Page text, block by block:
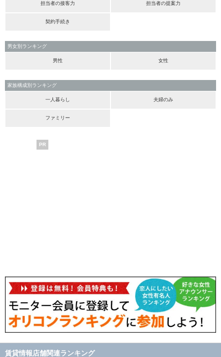
担当者の接客力 担当者の提案力
契約手続き
男女別ランキング
男性 女性
家族構成別ランキング
一人暮らし 夫婦のみ
ファミリー
PR
賃貸情報店舗関連ランキング